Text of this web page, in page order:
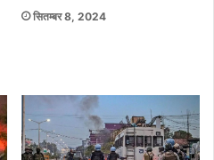
सितम्बर 8, 2024